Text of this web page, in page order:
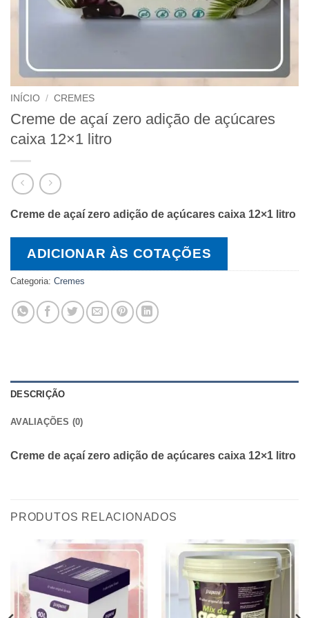
INÍCIO / CREMES
Creme de açaí zero adição de açúcares
caixa 12×1 litro
Creme de açaí zero adição de açúcares caixa 12×1 litro
ADICIONAR ÀS COTAÇÕES
Categoria: Cremes
DESCRIÇÃO
AVALIAÇÕES (0)
Creme de açaí zero adição de açúcares caixa 12×1 litro
PRODUTOS RELACIONADOS